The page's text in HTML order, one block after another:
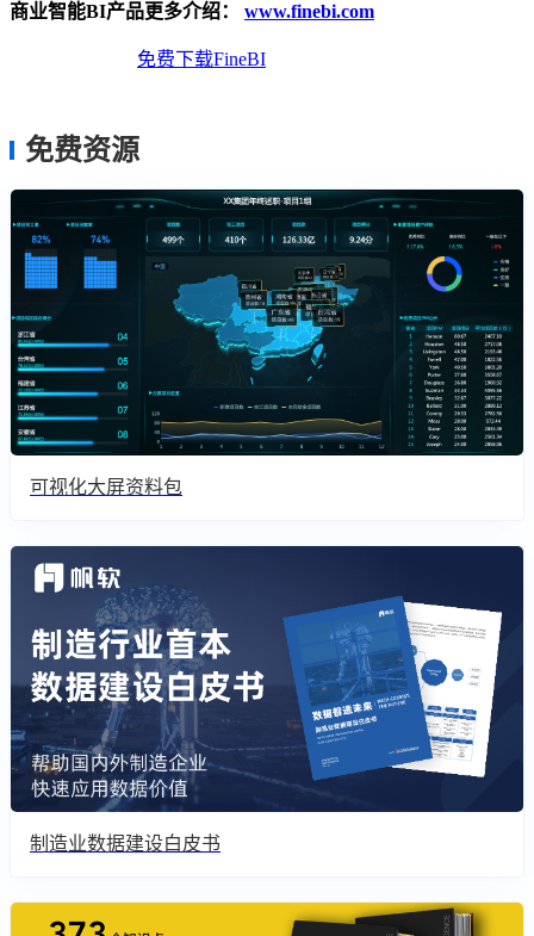
商业智能BI产品更多介绍： www.finebi.com
免费下载FineBI
免费资源
可视化大屏资料包
制造业数据建设白皮书